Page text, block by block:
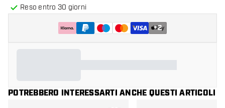
Reso entro 30 giorni
+2
POTREBBERO INTERESSARTI ANCHE QUESTI ARTICOLI